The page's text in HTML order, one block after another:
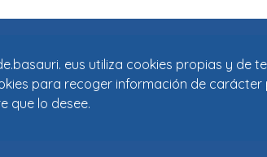
eus utiliza cookies propias y de
para recoger información de
que lo desee.